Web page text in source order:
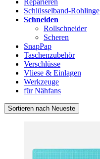
Reparieren
Schlüsselband-Rohlinge
Schneiden
Rollschneider
Scheren
SnapPap
Taschenzubehör
Verschlüsse
Vliese & Einlagen
Werkzeuge
für Nähfans
Sortieren nach Neueste